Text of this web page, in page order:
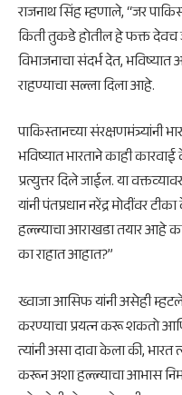
राजनाथ सिंह म्हणाले, “जर
किती तुकडे होतील हे फक्त देवच
विभाजनाचा संदर्भ देत,
राहण्याचा सल्ला दिला आहे.
पाकिस्तानच्या संरक्षणमंत्र्यांनी
भविष्यात भारताने काही
प्रत्युत्तर दिले जाईल. या
यांनी पंतप्रधान नरेंद्र मोदींवर
हल्ल्याचा आराखडा तयार आहे
का राहात आहात?”
ख्वाजा आसिफ यांनी असेही
करण्याचा प्रयत्न करू शकतो
त्यांनी असा दावा केला की, भारत
करून अशा हल्ल्याचा आभास